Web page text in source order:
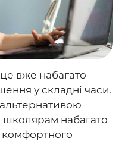
вже набагато
у складні часи.
школярам набагато